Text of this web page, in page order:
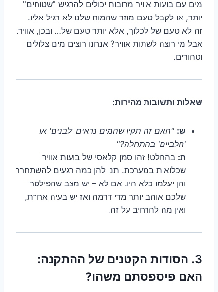
מים עם בועות אוויר מרובות יכולים להרגיש "שטוחים"
יותר, או לקבל טעם מוזר שהמוח שלנו לא רגיל אליו.
זה לא טעם של לכלוך, אלא יותר טעם של… ובכן, אוויר.
אבל מי רוצה לשתות אוויר? אנחנו רוצים מים צלולים
וטהורים.
שאלות ותשובות מהירות:
ש: "האם זה תקין שהמים נראים 'לבנים' או
'חלביים' בהתחלה?"
ת: בהחלט! זהו סמן קלאסי של בועות אוויר
שכלואות במערכת. תנו להן כמה רגעים להשתחרר
והן יעלמו כלא היו. אם לא – יש מצב שהפילטר
שלכם אוהב יותר מדי דרמה ואז יש בעיה אחרת,
ואין מה להרחיב על זה.
3. הסודות הקטנים של ההתקנה:
האם פיספסתם משהו?